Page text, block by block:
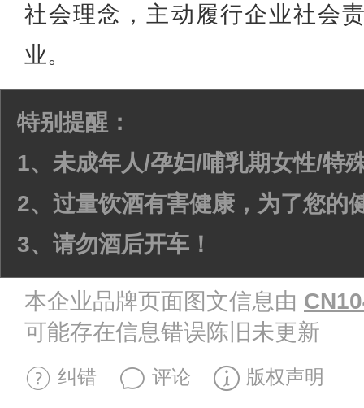
社会理念，主动履行企业社会
业。
特别提醒：
1、未成年人/孕妇/哺乳期女性/特
2、过量饮酒有害健康，为了您的
3、请勿酒后开车！
本企业品牌页面图文信息由
可能存在信息错误陈旧未更新
纠错 评论 版权声明